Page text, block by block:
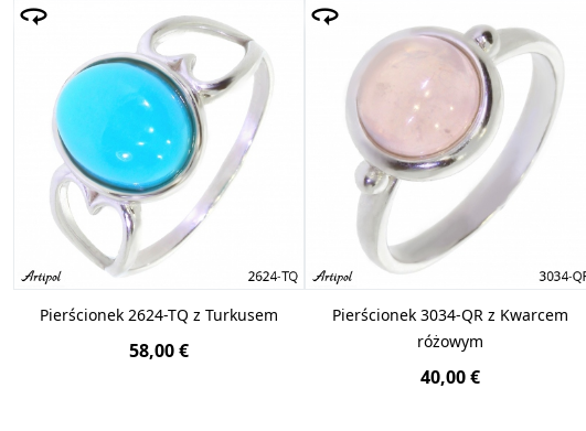
Pierścionek 2624-TQ z Turkusem
58,00 €
Pierścionek 3034-QR z Kwarcem
różowym
40,00 €